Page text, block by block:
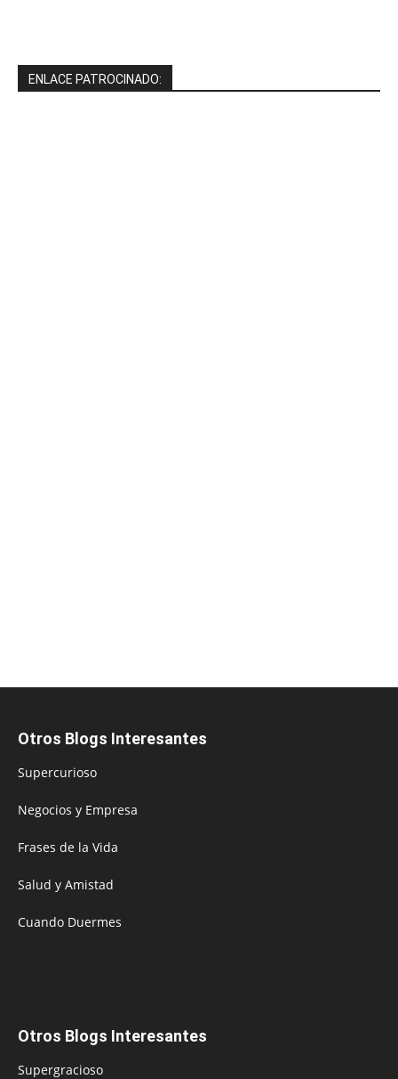
ENLACE PATROCINADO:
Otros Blogs Interesantes
Supercurioso
Negocios y Empresa
Frases de la Vida
Salud y Amistad
Cuando Duermes
Otros Blogs Interesantes
Supergracioso